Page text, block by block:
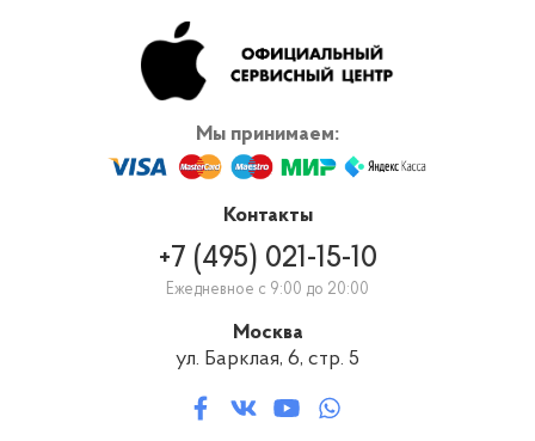
Вернём работающий ноутбук в кратчайшие сроки! И никаких
переплат за скорость ремонта.
Мы принимаем:
Контакты
+7 (495) 021-15-10
Ежедневное с 9:00 до 20:00
Москва
ул. Барклая, 6, стр. 5